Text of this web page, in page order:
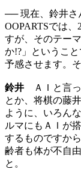
── 現在、鈴井さ
OOPARTSでは
すが、そのテー
か!?」というこ
予感させます。
鈴井 ＡＩと言っ
とか、将棋の藤
ように、いろん
ルマにもＡＩが
するものですか
齢者も体が不自
と。